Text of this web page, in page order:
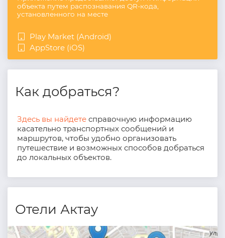
объекта путем распознавания QR-кода,
установленного на месте
Play Market (Android)
AppStore (iOS)
Как добраться?
Здесь вы найдете справочную информацию
касательно транспортных сообщений и
маршрутов, чтобы удобно организовать
путешествие и возможных способов добраться
до локальных объектов.
Отели Актау